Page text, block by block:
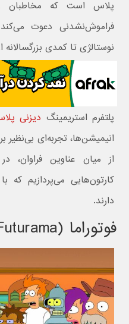
پلاس است که مخاطبان
فراموش‌نشدنی دعوت
نوستالژی تا کمدی بزرگسالانه
پلتفرم استریمینگ دیزنی
انیمیشن‌ها، تجربه‌ای بی‌نظیر
از میان عناوین فراوان،
کارتون‌هایی می‌پردازیم که
دارند.
فوتوراما (Futurama)